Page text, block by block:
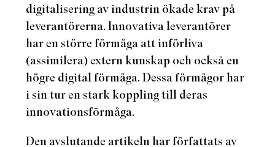
digitalisering av industrin ökade krav på
leverantörerna. Innovativa leverantörer
har en större förmåga att införliva
(assimilera) extern kunskap och också en
högre digital förmåga. Dessa förmågor har
i sin tur en stark koppling till deras
innovationsförmåga.
Den avslutande artikeln har författats av